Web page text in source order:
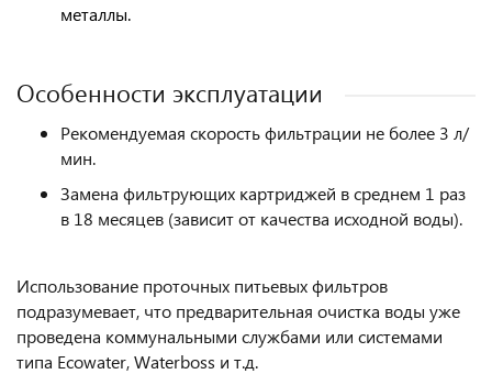
металлы.
Особенности эксплуатации
Рекомендуемая скорость фильтрации не более 3 л/
мин.
Замена фильтрующих картриджей в среднем 1 раз
в 18 месяцев (зависит от качества исходной воды).
Использование проточных питьевых фильтров
подразумевает, что предварительная очистка воды уже
проведена коммунальными службами или системами
типа Ecowater, Waterboss и т.д.